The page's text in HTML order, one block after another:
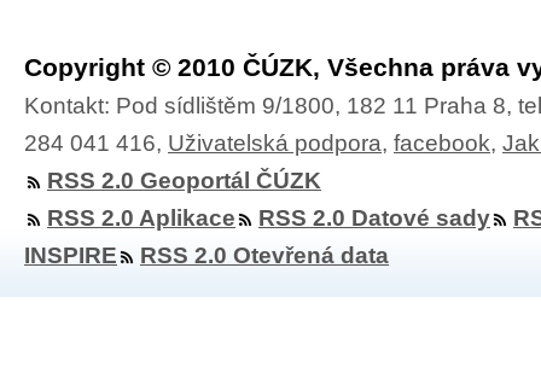
Copyright © 2010 ČÚZK, Všechna práva
Kontakt: Pod sídlištěm 9/1800, 182 11 Praha 8,
284 041 416, Uživatelská podpora, facebook,
RSS 2.0 Geoportál ČÚZK
RSS 2.0 Aplikace
RSS 2.0 Datové sady
INSPIRE
RSS 2.0 Otevřená data